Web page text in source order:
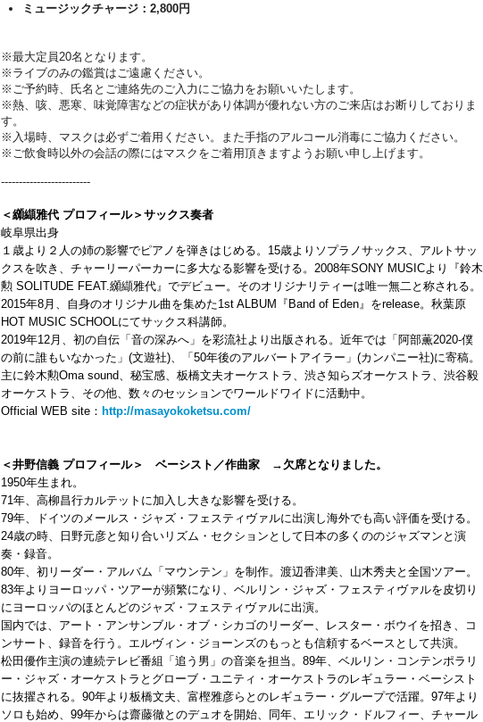
ミュージックチャージ：2,800円
※最大定員20名となります。
※ライブのみの鑑賞はご遠慮ください。
※ご予約時、氏名とご連絡先のご入力にご協力をお願いいたします。
※熱、咳、悪寒、味覚障害などの症状があり体調が優れない方のご来店はお断りしておりま
す。
※入場時、マスクは必ずご着用ください。また手指のアルコール消毒にご協力ください。
※ご飲食時以外の会話の際にはマスクをご着用頂きますようお願い申し上げます。
-------------------------
＜纐纈雅代 プロフィール＞ サックス奏者
岐阜県出身
１歳より２人の姉の影響でピアノを弾きはじめる。15歳よりソプラノサックス、アルトサッ
クスを吹き、チャーリーパーカーに多大なる影響を受ける。2008年SONY MUSICより『鈴木
勲 SOLITUDE FEAT.纐纈雅代』でデビュー。そのオリジナリティーは唯一無二と称される。
2015年8月、自身のオリジナル曲を集めた1st ALBUM『Band of Eden』をrelease。秋葉原
HOT MUSIC SCHOOLにてサックス科講師。
2019年12月、初の自伝「音の深みへ」を彩流社より出版される。近年では「阿部薫2020-僕
の前に誰もいなかった」(文遊社)、「50年後のアルバートアイラー」(カンパニー社)に寄稿。
主に鈴木勲Oma sound、秘宝感、板橋文夫オーケストラ、渋さ知らズオーケストラ、渋谷毅
オーケストラ、その他、数々のセッションでワールドワイドに活動中。
Official WEB site： http://masayokoketsu.com/
＜井野信義 プロフィール＞ ベーシスト／作曲家 →欠席となりました。
1950年生まれ。
71年、高柳昌行カルテットに加入し大きな影響を受ける。
79年、ドイツのメールス・ジャズ・フェスティヴァルに出演し海外でも高い評価を受ける。
24歳の時、日野元彦と知り合いリズム・セクションとして日本の多くののジャズマンと演
奏・録音。
80年、初リーダー・アルバム「マウンテン」を制作。渡辺香津美、山木秀夫と全国ツアー。
83年よりヨーロッパ・ツアーが頻繁になり、ベルリン・ジャズ・フェスティヴァルを皮切り
にヨーロッパのほとんどのジャズ・フェスティヴァルに出演。
国内では、アート・アンサンブル・オブ・シカゴのリーダー、レスター・ボウイを招き、コ
ンサート、録音を行う。エルヴィン・ジョーンズのもっとも信頼するベースとして共演。
松田優作主演の連続テレビ番組「追う男」の音楽を担当。89年、ベルリン・コンテンポラリ
ー・ジャズ・オーケストラとグローブ・ユニティ・オーケストラのレギュラー・ベーシスト
に抜擢される。90年より板橋文夫、富樫雅彦らとのレギュラー・グループで活躍。97年より
ソロも始め、99年からは齋藤徹とのデュオを開始、同年、エリック・ドルフィー、チャール